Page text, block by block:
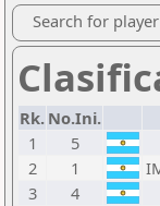
Search for player
Rk. No.Ini.
1
5
2
1
3
4